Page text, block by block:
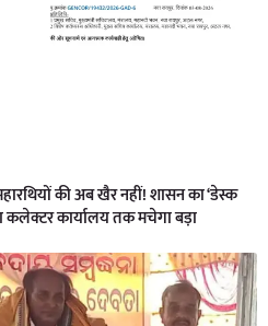
की अब खैर नहीं! शासन का ‘डेस्क
कलेक्टर कार्यालय तक मचेगा बड़ा